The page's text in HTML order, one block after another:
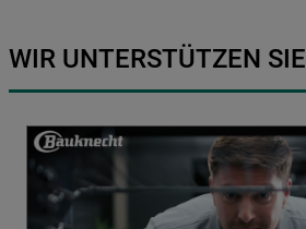
WIR UNTERSTÜTZEN SIE